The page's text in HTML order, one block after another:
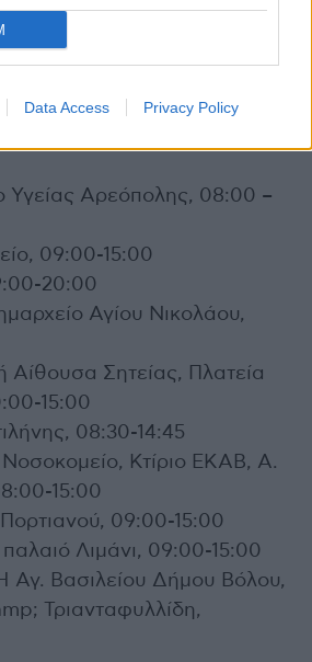
Data Access Privacy Policy
σταθμός, Ιερού Λόχου 15,
93, 09:00 – 15:00
Υγείας Αρεόπολης, 08:00 –
09:00-15:00
20:00
Αγίου Νικολάου,
Αίθουσα Σητείας, Πλατεία
15:00
08:30-14:45
Κτίριο ΕΚΑΒ, Α.
15:00
09:00-15:00
Λιμάνι, 09:00-15:00
Βασιλείου Δήμου Βόλου,
Τριανταφυλλίδη,